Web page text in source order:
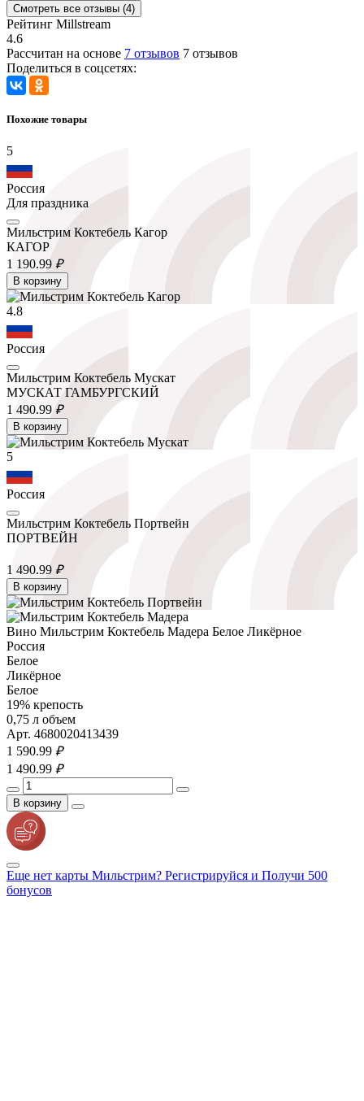
Смотреть все отзывы (4)
Рейтинг Millstream
4.6
Рассчитан на основе 7 отзывов 7 отзывов
Поделиться в соцсетях:
Похожие товары
5
Россия
Для праздника
Мильстрим Коктебель Кагор
КАГОР
1 190.99 ₽
В корзину
4.8
Россия
Мильстрим Коктебель Мускат
МУСКАТ ГАМБУРГСКИЙ
1 490.99 ₽
В корзину
5
Россия
Мильстрим Коктебель Портвейн
ПОРТВЕЙН
1 490.99 ₽
В корзину
Вино Мильстрим Коктебель Мадера Белое Ликёрное
Россия
Белое
Ликёрное
Белое
19% крепость
0,75 л объем
Арт. 4680020413439
1 590.99 ₽
1 490.99 ₽
В корзину
Еще нет карты Мильстрим? Регистрируйся и Получи 500
бонусов